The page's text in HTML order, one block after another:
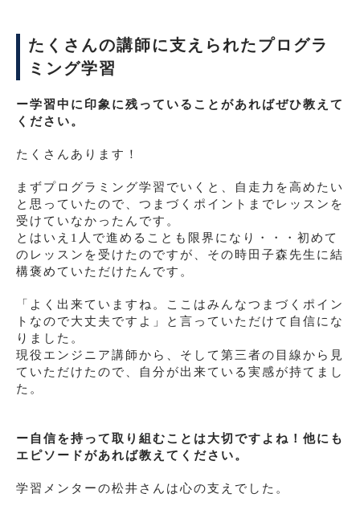
たくさんの講師に支えられたプログラ
ミング学習
ー学習中に印象に残っていることがあればぜひ教えて
ください。
たくさんあります！
まずプログラミング学習でいくと、自走力を高めたい
と思っていたので、つまづくポイントまでレッスンを
受けていなかったんです。
とはいえ1人で進めることも限界になり・・・初めて
のレッスンを受けたのですが、その時田子森先生に結
構褒めていただけたんです。
「よく出来ていますね。ここはみんなつまづくポイン
トなので大丈夫ですよ」と言っていただけて自信にな
りました。
現役エンジニア講師から、そして第三者の目線から見
ていただけたので、自分が出来ている実感が持てまし
た。
ー自信を持って取り組むことは大切ですよね！他にも
エピソードがあれば教えてください。
学習メンターの松井さんは心の支えでした。